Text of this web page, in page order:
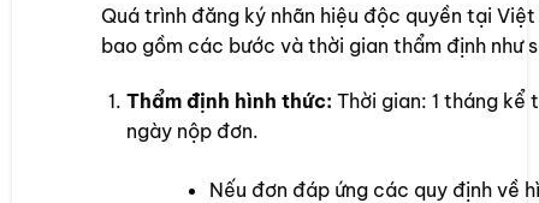
Quá trình đăng ký nhãn hiệu độc quyền tại
bao gồm các bước và thời gian thẩm định như
Thẩm định hình thức: Thời gian: 1 tháng kể
ngày nộp đơn.
Nếu đơn đáp ứng các quy định về